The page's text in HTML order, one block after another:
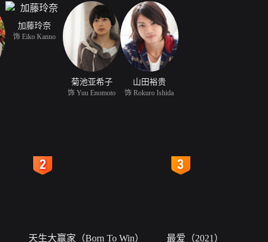
加藤玲奈
饰 Eiko Kanno
菊池亚希子
饰 Yuu Enomoto
山田裕贵
饰 Rokuro Ishida
天生大赢家（Born To Win） 最爱（2021）